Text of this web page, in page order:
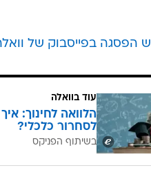
הפסגה בפייסבוק של
עוד בוואלה
הלוואה לחינוך:
לסחרור כלכלי?
בשיתוף הפניקס